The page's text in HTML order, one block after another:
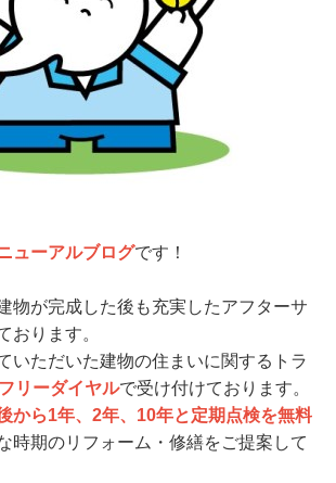
ューアルブログです！
物が完成した後も充実したアフターサ
おります。
いただいた建物の住まいに関するトラ
リーダイヤルで受け付けております。
から1年、2年、10年と定期点検を無料
時期のリフォーム・修繕をご提案して